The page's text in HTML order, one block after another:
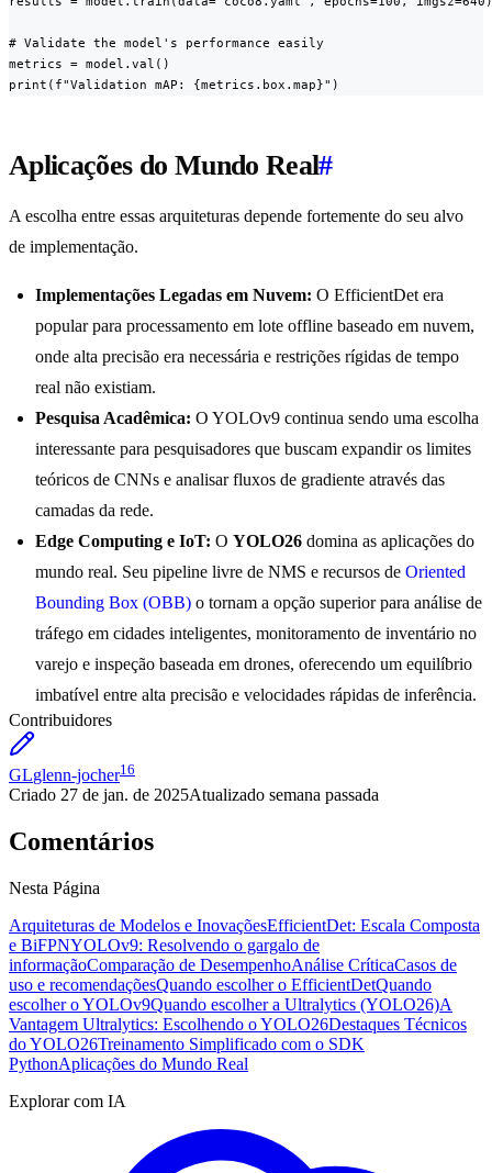
# Validate the model's performance easily
metrics = model.val()
print(f"Validation mAP: {metrics.box.map}")
Aplicações do Mundo Real#
A escolha entre essas arquiteturas depende fortemente do seu alvo
de implementação.
Implementações Legadas em Nuvem: O EfficientDet era
popular para processamento em lote offline baseado em nuvem,
onde alta precisão era necessária e restrições rígidas de tempo
real não existiam.
Pesquisa Acadêmica: O YOLOv9 continua sendo uma escolha
interessante para pesquisadores que buscam expandir os limites
teóricos de CNNs e analisar fluxos de gradiente através das
camadas da rede.
Edge Computing e IoT: O YOLO26 domina as aplicações do
mundo real. Seu pipeline livre de NMS e recursos de Oriented
Bounding Box (OBB) o tornam a opção superior para análise de
tráfego em cidades inteligentes, monitoramento de inventário no
varejo e inspeção baseada em drones, oferecendo um equilíbrio
imbatível entre alta precisão e velocidades rápidas de inferência.
Contribuidores
GLglenn-jocher16
Criado 27 de jan. de 2025Atualizado semana passada
Comentários
Nesta Página
Arquiteturas de Modelos e InovaçõesEfficientDet: Escala Composta
e BiFPNYOLOv9: Resolvendo o gargalo de
informaçãoComparação de DesempenhoAnálise CríticaCasos de
uso e recomendaçõesQuando escolher o EfficientDetQuando
escolher o YOLOv9Quando escolher a Ultralytics (YOLO26)A
Vantagem Ultralytics: Escolhendo o YOLO26Destaques Técnicos
do YOLO26Treinamento Simplificado com o SDK
PythonAplicações do Mundo Real
Explorar com IA